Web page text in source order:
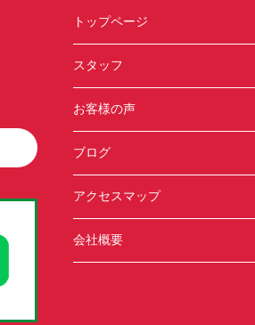
トップページ
スタッフ
お客様の声
ブログ
アクセスマップ
会社概要